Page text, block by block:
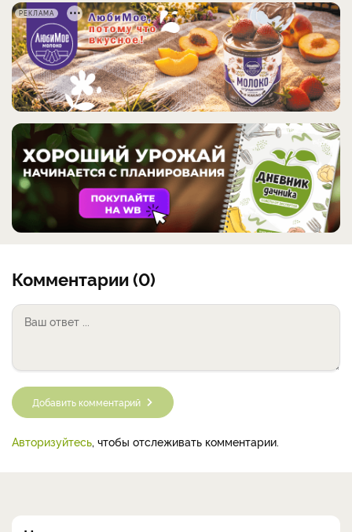
РЕКЛАМА
Комментарии (0)
Добавить комментарий
Авторизуйтесь, чтобы отслеживать комментарии.